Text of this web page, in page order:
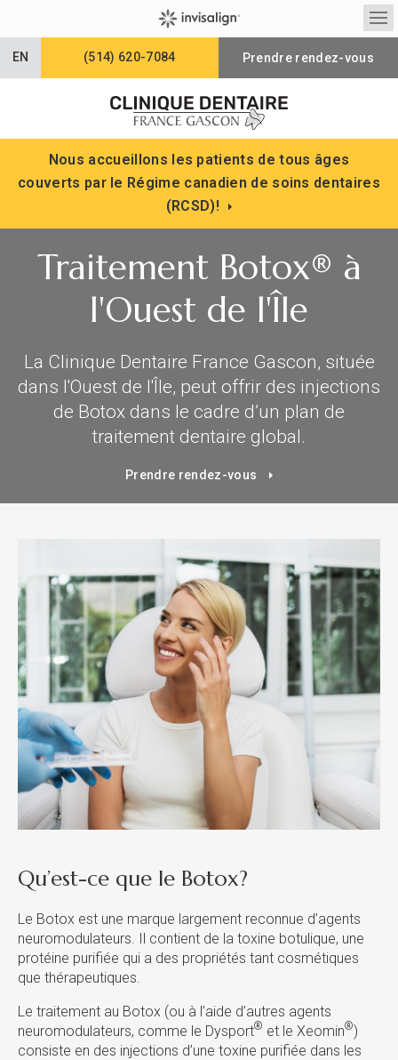
EN (514) 620-7084 Prendre rendez-vous
Nous accueillons les patients de tous âges
couverts par le Régime canadien de soins dentaires
(RCSD)!
Traitement Botox® à
l'Ouest de l'Île
La Clinique Dentaire France Gascon, située
dans l'Ouest de l'Île, peut offrir des injections
de Botox dans le cadre d’un plan de
traitement dentaire global.
Prendre rendez-vous
Qu’est-ce que le Botox?
Le Botox est une marque largement reconnue d’agents
neuromodulateurs. Il contient de la toxine botulique, une
protéine purifiée qui a des propriétés tant cosmétiques
que thérapeutiques.
Le traitement au Botox (ou à l’aide d’autres agents
neuromodulateurs, comme le Dysport® et le Xeomin®)
consiste en des injections d’une toxine purifiée dans les